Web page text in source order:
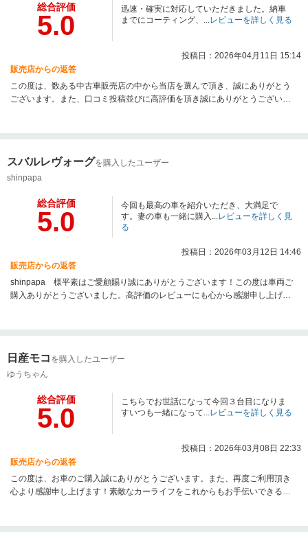
総合評価
5.0
迅速・確実に対応していただきました。納車
までにコーティング、...レビューを詳しく見る
投稿日：2026年04月11日 15:14
販売店からの返答
この度は、数ある中古車販売店の中から当店を選んで頂き、誠にありがとう
ございます。また、口コミ投稿並びに高評価を頂き誠にありがとうございま
スバルレヴォーグを購入したユーザー
shinpapa
総合評価
5.0
今回も最高の車を紹介いただき、大満足で
す。妻の車も一緒に購入...レビューを詳しく見
る
投稿日：2026年03月12日 14:46
販売店からの返答
shinpapa 様平素はご愛顧賜り誠にありがとうございます！この度は車両ご
購入ありがとうございました。高評価のレビューにも心から感謝申し上げま
いりますので、ぜひまたのご来店を心よりお待ちしております。今後ともよ
日産モコ を購入したユーザー
ゆうちゃん
総合評価
5.0
こちらでお世話になって今回３台目になりま
すいつも一緒になって...レビューを詳しく見る
投稿日：2026年03月08日 22:33
販売店からの返答
この度は、お車のご購入誠にありがとうございます。また、再度ご利用頂き
心より感謝申し上げます！素敵なカーライフをこれからもお手伝いできる